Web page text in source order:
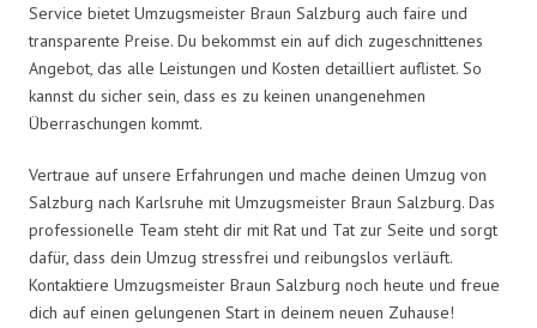
Service bietet Umzugsmeister Braun Salzburg auch faire und
transparente Preise. Du bekommst ein auf dich zugeschnittenes
Angebot, das alle Leistungen und Kosten detailliert auflistet. So
kannst du sicher sein, dass es zu keinen unangenehmen
Überraschungen kommt.
Vertraue auf unsere Erfahrungen und mache deinen Umzug von
Salzburg nach Karlsruhe mit Umzugsmeister Braun Salzburg. Das
professionelle Team steht dir mit Rat und Tat zur Seite und sorgt
dafür, dass dein Umzug stressfrei und reibungslos verläuft.
Kontaktiere Umzugsmeister Braun Salzburg noch heute und freue
dich auf einen gelungenen Start in deinem neuen Zuhause!